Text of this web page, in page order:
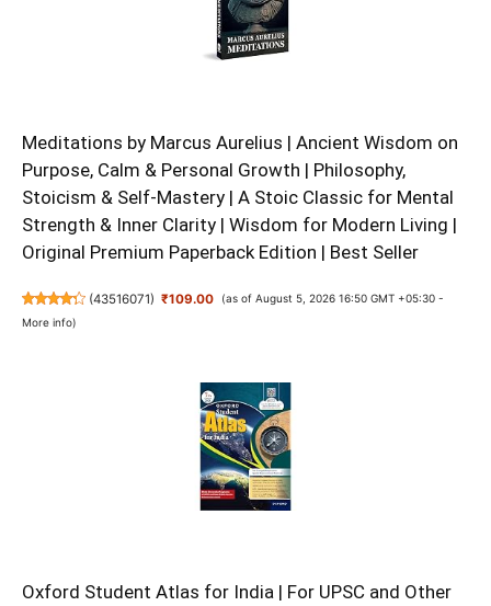
Meditations by Marcus Aurelius | Ancient Wisdom on
Purpose, Calm & Personal Growth | Philosophy,
Stoicism & Self-Mastery | A Stoic Classic for Mental
Strength & Inner Clarity | Wisdom for Modern Living |
Original Premium Paperback Edition | Best Seller
(43516071) ₹109.00
(as of August 5, 2026 16:50 GMT +05:30 -
More info)
Oxford Student Atlas for India | For UPSC and Other